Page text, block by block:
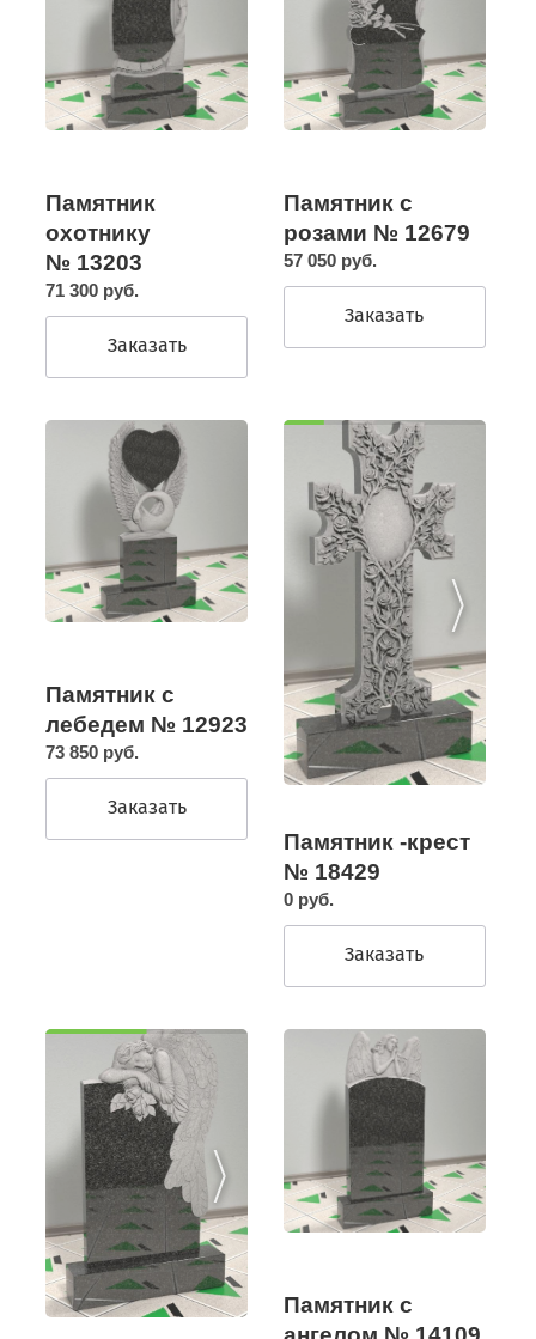
Памятник
охотнику
№ 13203
71 300 руб.
Заказать
Памятник с
розами № 12679
57 050 руб.
Заказать
Памятник с
лебедем № 12923
73 850 руб.
Заказать
Памятник -крест
№ 18429
0 руб.
Заказать
Памятник с